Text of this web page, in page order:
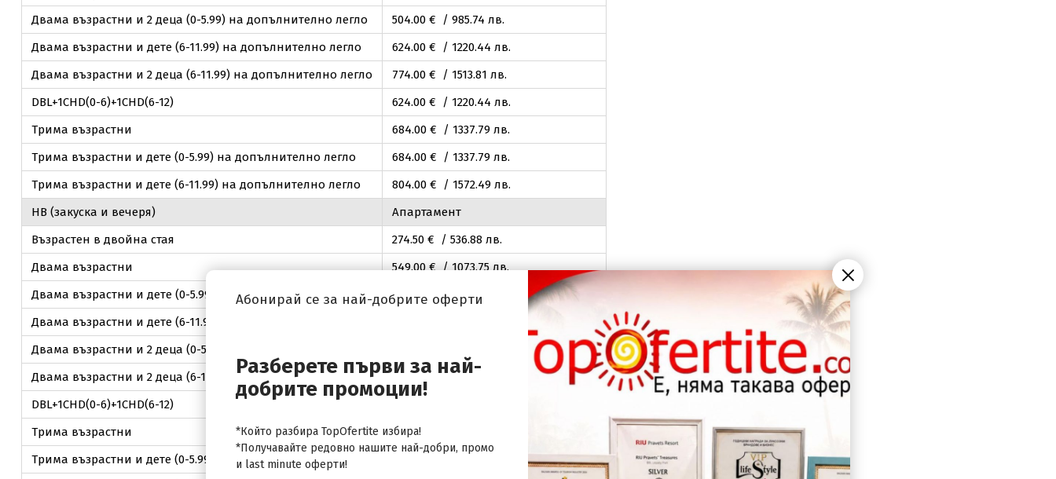
Двама възрастни и 2 деца (0-5.99) на допълнително легло
504.00€ / 985.74 лв.
Двама възрастни и дете (6-11.99) на допълнително легло
624.00€ / 1220.44 лв.
Двама възрастни и 2 деца (6-11.99) на допълнително легло
774.00€ / 1513.81 лв.
DBL+1CHD(0-6)+1CHD(6-12)
624.00€ / 1220.44 лв.
Трима възрастни
684.00€ / 1337.79лв.
Трима възрастни и дете (0-5.99) на допълнително легло
684.00€ / 1337.79лв.
Трима възрастни и дете (6-11.99) на допълнително легло
804.00€ / 1572.49лв.
НВ (закуска и вечеря)
Апартамент
Възрастен в двойна стая
274.50€ / 536.88лв.
Двама възрастни
549.00€ / 1073.75лв.
Двама възрастни и дете (0-5.99) на допълнително легло
549.00€ / 1073.75
Двама възрастни и дете (6-11.99) на допълнително легло
Двама възрастни и 2 деца (0-5.99) на допълнително легло
Двама възрастни и 2 деца (6-11.99) на допълнително легло
789.00€ / 1543
DBL+1CHD(0-6)+1CHD(6-12)
Трима възрастни
729.00
Трима възрастни и дете (0-5.99) на допълнително легло
Абонирай се за най-добрите оферти
Разберете първи за най-
добрите промоции!
*Който разбира TopOfertite избира!
*Получавайте редовно нашите най-добри, промо
и last minute оферти!